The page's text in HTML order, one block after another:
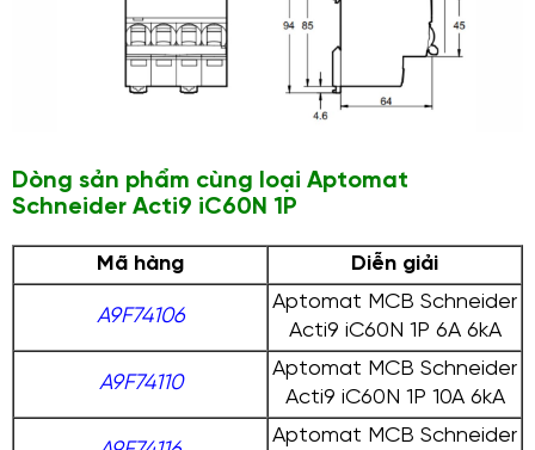
Dòng sản phẩm cùng loại Aptomat
Schneider Acti9 iC60N 1P
Mã hàng Diễn giải
A9F74106
Aptomat MCB Schneider
Acti9 iC60N 1P 6A 6kA
A9F74110
Aptomat MCB Schneider
Acti9 iC60N 1P 10A 6kA
Aptomat MCB Schneider